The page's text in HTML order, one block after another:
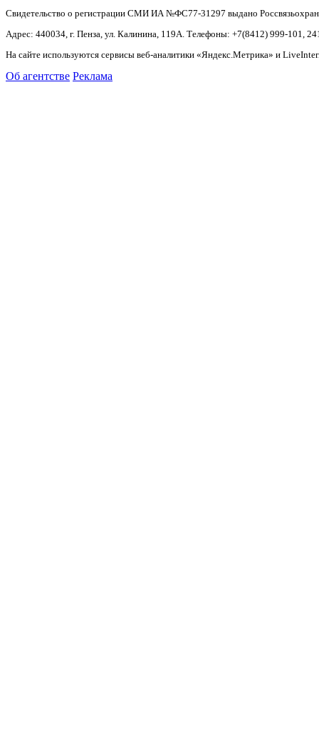
Свидетельство о регистрации СМИ ИА №ФС77-31297 выдано
Адрес: 440034, г. Пенза, ул. Калинина, 119А. Телефоны: +7(8412) 999-101,
На сайте используются сервисы веб-аналитики «Яндекс.Метрика» и
Об агентстве Реклама